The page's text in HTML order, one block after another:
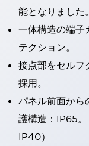
能となりました
一体構造の端子
テクション。
接点部をセルフ
採用。
パネル前面から
護構造：IP65
IP40）